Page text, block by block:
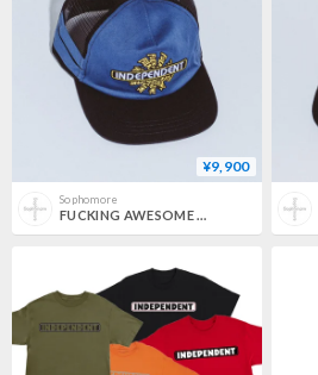
¥9,900
Sophomore
FUCKING AWESOME / x INDEPENDENT FA SPIRAL LOGO TRUCKER / BLACK + NAVY